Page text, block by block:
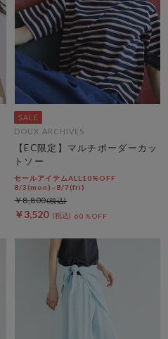
DOUX ARCHIVES
【EC限定】マルチボーダーカッ
トソー
セールアイテムALL10%OFF
8/3(mon)~8/7(fri)
￥3,520 60％OFF
￥8,800